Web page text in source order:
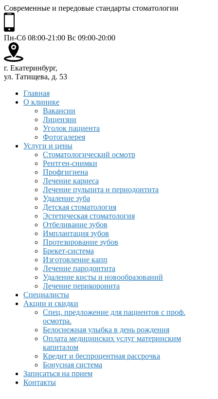
Современные и передовые стандарты стоматологии
Пн-Сб 08:00-21:00 Вс 09:00-20:00
г. Екатеринбург,
ул. Татищева, д. 53
Главная
О клинике
Вакансии
Лицензии
Уголок пациента
Фотогалерея
Услуги и цены
Стоматологический осмотр
Рентген-снимки
Профгигиена
Лечение кариеса
Лечение пульпита и периодонтита
Удаление зуба
Детская стоматология
Эстетическая стоматология
Отбеливание зубов
Имплантация зубов
Протезирование зубов
Брекет-система
Изготовление капп
Лечение пародонтита
Удаление кисты и новообразований
Лечение перикоронита
Специалисты
Акции и скидки
Спец. предложение для пациентов с проф.
осмотра.
Белоснежная улыбка в день рождения
Оплата медицинских услуг материнским
капиталом
Кредит и беспроцентная рассрочка
Бонусная система
Записаться на прием
Контакты